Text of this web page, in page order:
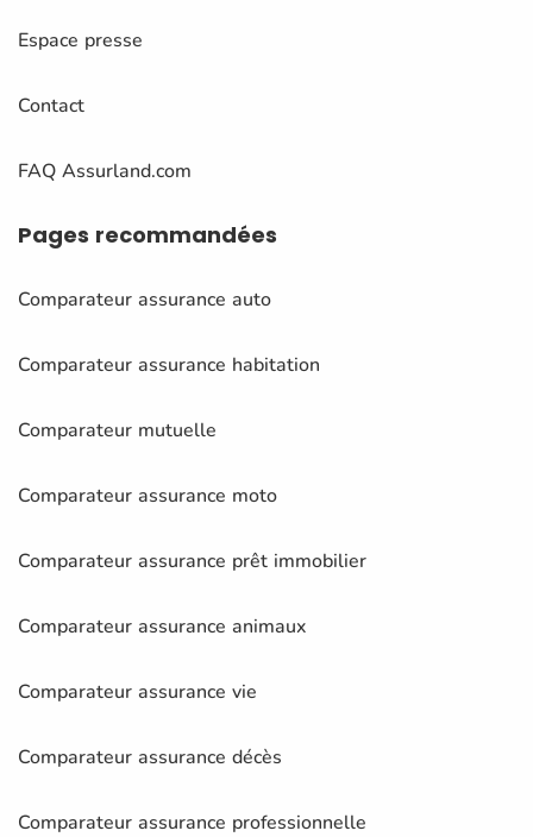
Espace presse
Contact
FAQ Assurland.com
Pages recommandées
Comparateur assurance auto
Comparateur assurance habitation
Comparateur mutuelle
Comparateur assurance moto
Comparateur assurance prêt immobilier
Comparateur assurance animaux
Comparateur assurance vie
Comparateur assurance décès
Comparateur assurance professionnelle